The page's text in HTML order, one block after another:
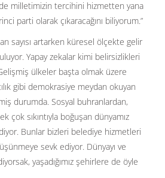
milletimizin tercihini hizmetten yana
parti olarak çıkaracağını biliyorum.”
sayısı artarken küresel ölçekte gelir
Yapay zekalar kimi belirsizlikleri
ülkeler başta olmak üzere
gibi demokrasiye meydan okuyan
durumda. Sosyal buhranlardan,
çok sıkıntıyla boğuşan dünyamız
Bunlar bizleri belediye hizmetleri
sevk ediyor. Dünyayı ve
yaşadığımız şehirlere de öyle